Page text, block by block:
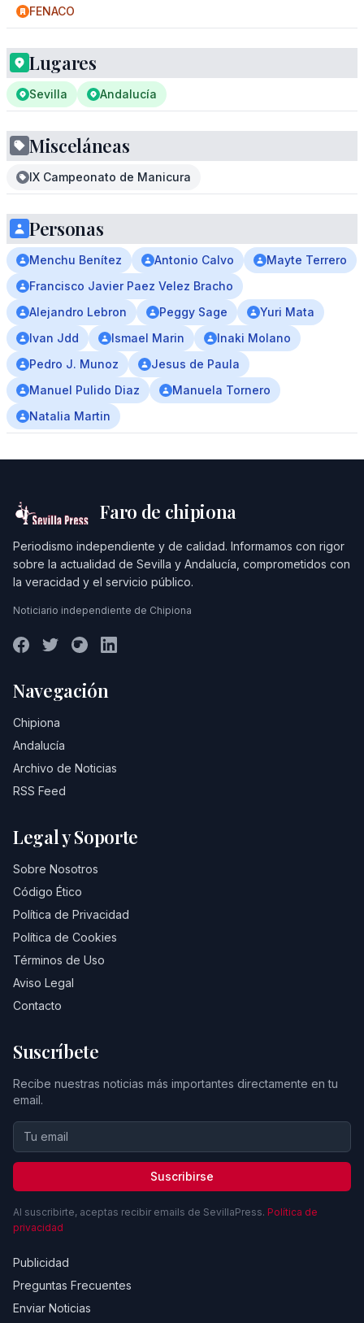
FENACO
Lugares
Sevilla Andalucía
Misceláneas
IX Campeonato de Manicura
Personas
Menchu Benítez Antonio Calvo
Mayte Terrero
Francisco Javier Paez Velez Bracho
Alejandro Lebron
Peggy Sage
Yuri Mata
Ivan Jdd
Ismael Marin
Inaki Molano
Pedro J. Munoz
Jesus de Paula
Manuel Pulido Diaz
Manuela Tornero
Natalia Martin
Faro de chipiona
Periodismo independiente y de calidad. Informamos con rigor
sobre la actualidad de Sevilla y Andalucía, comprometidos con
la veracidad y el servicio público.
Noticiario independiente de Chipiona
Navegación
Chipiona
Andalucía
Archivo de Noticias
RSS Feed
Legal y Soporte
Sobre Nosotros
Código Ético
Política de Privacidad
Política de Cookies
Términos de Uso
Aviso Legal
Contacto
Suscríbete
Recibe nuestras noticias más importantes directamente en tu
email.
Suscribirse
Al suscribirte, aceptas recibir emails de SevillaPress. Política de
privacidad
Publicidad
Preguntas Frecuentes
Enviar Noticias